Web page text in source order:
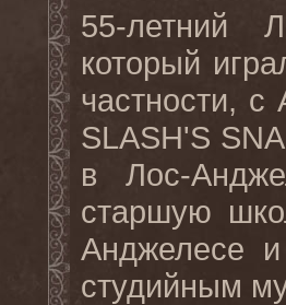
55-летний
который
частности,
SLASH'S
в Лос-
старшую
Анджелесе
студийным